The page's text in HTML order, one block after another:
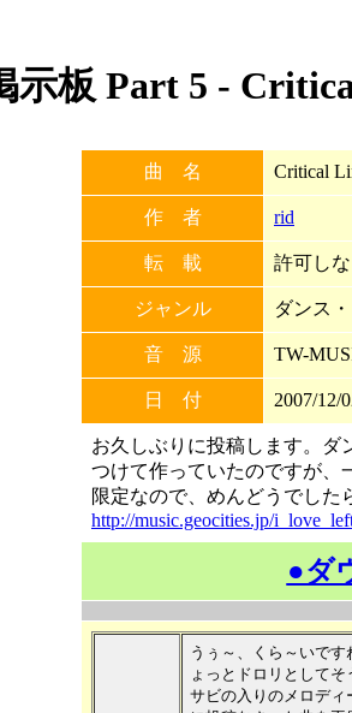
示板 Part 5 -
曲 名 Critical
作 者 rid
転 載 許可し
ジャンル ダンス
音 源 TW-
日 付 2007/12/
お久しぶりに投稿します。ダ
つけて作っていたのですが、
限定なので、めんどうでした
http://music.geocities.jp/
●ダ
うぅ～、くら～いで
ょっとドロリとして
サビの入りのメロデ